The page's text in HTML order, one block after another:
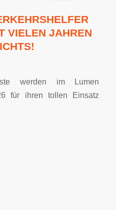
VIELEN JAHREN
werden im Lumen
für ihren tollen Einsatz